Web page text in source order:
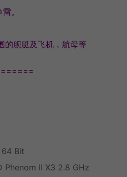
。
舰艇及飞机，航母等
64 Bit
Phenom II X3 2.8 GHz